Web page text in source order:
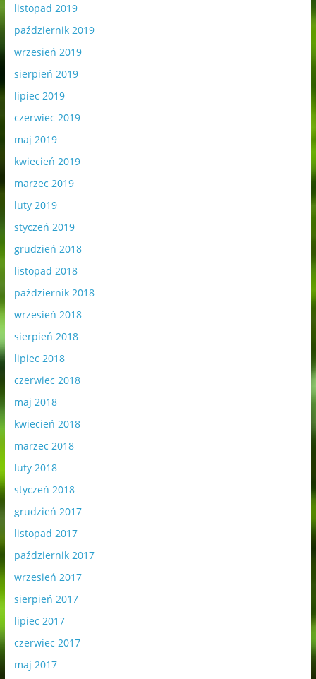
listopad 2019
październik 2019
wrzesień 2019
sierpień 2019
lipiec 2019
czerwiec 2019
maj 2019
kwiecień 2019
marzec 2019
luty 2019
styczeń 2019
grudzień 2018
listopad 2018
październik 2018
wrzesień 2018
sierpień 2018
lipiec 2018
czerwiec 2018
maj 2018
kwiecień 2018
marzec 2018
luty 2018
styczeń 2018
grudzień 2017
listopad 2017
październik 2017
wrzesień 2017
sierpień 2017
lipiec 2017
czerwiec 2017
maj 2017